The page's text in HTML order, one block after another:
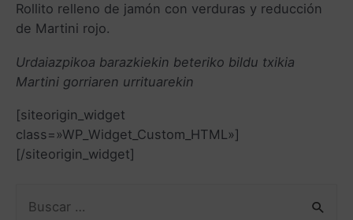
Rollito relleno de jamón con verduras y reducción
de Martini rojo.
Urdaiazpikoa barazkiekin beteriko bildu txikia
Martini gorriaren urrituarekin
[siteorigin_widget
class=»WP_Widget_Custom_HTML»]
[/siteorigin_widget]